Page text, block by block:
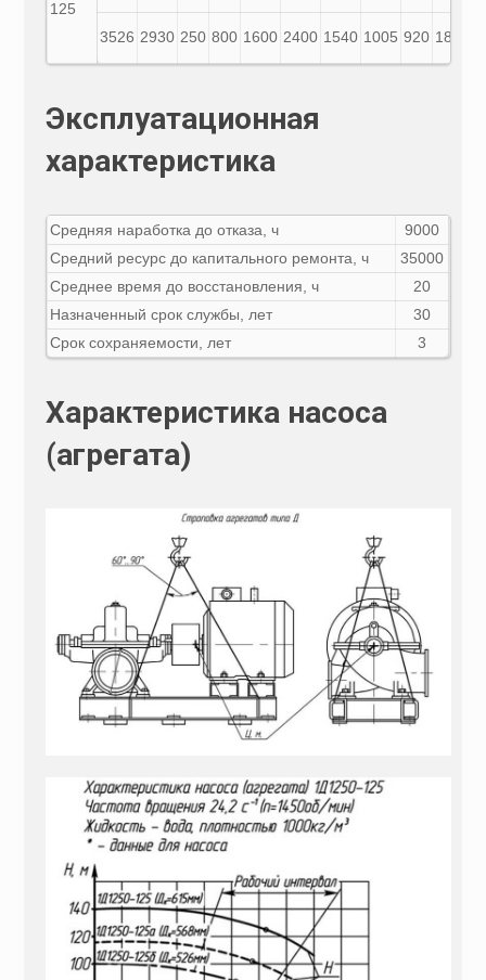
125
3526 2930 250 800 1600 2400 1540 1005 920 1835
Эксплуатационная
характеристика
Средняя наработка до отказа, ч
9000
Средний ресурс до капитального ремонта, ч
35000
Среднее время до восстановления, ч
20
Назначенный срок службы, лет
30
Срок сохраняемости, лет
3
Характеристика насоса
(агрегата)